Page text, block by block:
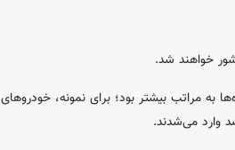
به مراتب بیشتر بود؛ برای نمونه، خودروهای